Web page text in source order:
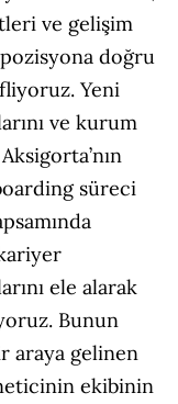
ve gelişim
doğru
Yeni
ve kurum
süreci
ele alarak
Bunun
araya gelinen
ekibinin